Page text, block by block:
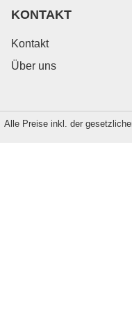
KONTAKT
Kontakt
Über uns
Alle Preise inkl. der